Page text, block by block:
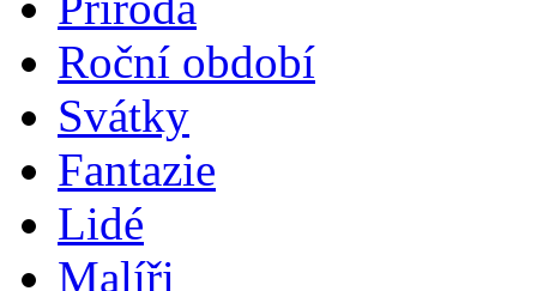
Roční období
Svátky
Fantazie
Lidé
Malíři